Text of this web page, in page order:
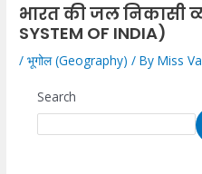
भारत की जल निकासी
SYSTEM OF INDIA)
/भूगोल (Geography) / ByMiss
Search